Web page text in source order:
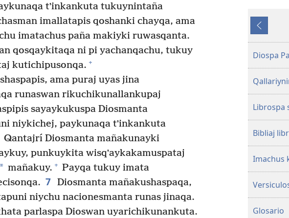
tʼinkankuta tukuynintaña
imallatapis qoshanki chayqa, ama
imatachus paña makiyki ruwasqanta.
qosqaykitaqa ni pi yachanqachu, tukuy
kutichipusonqa. +
ama puraj uyas jina
runaswan rikuchikunallankupaj
sayaykukuspa Diosmanta
niykichej, paykunaqa tʼinkankuta
Qantajrí Diosmanta mañakunayki
punkuykita wisqʼaykakamuspataj
* mañakuy. + Payqa tukuy imata
7 Diosmanta mañakushaspaqa,
niychu nacionesmanta runas jinaqa.
parlaspa Dioswan uyarichikunankuta.
Ñaupaj
kaj
Diospa
Librospa
Bibliaj
Imachus
Glosario